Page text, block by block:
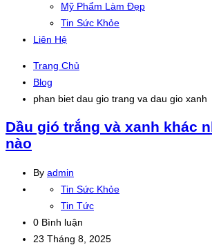
Mỹ Phẩm Làm Đẹp
Tin Sức Khỏe
Liên Hệ
Trang Chủ
Blog
phan biet dau gio trang va dau gio xanh
Dầu gió trắng và xanh khác
nào
By admin
Tin Sức Khỏe
Tin Tức
0 Bình luận
23 Tháng 8, 2025